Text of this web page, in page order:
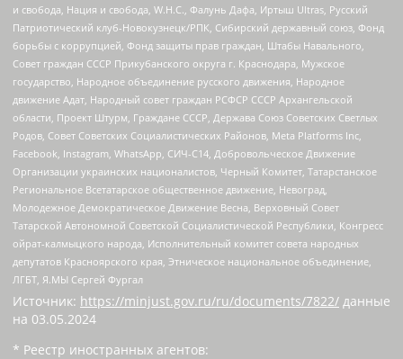
и свобода, Нация и свобода, W.H.С., Фалунь Дафа, Иртыш Ultras, Русский
Патриотический клуб-Новокузнецк/РПК, Сибирский державный союз, Фонд
борьбы с коррупцией, Фонд защиты прав граждан, Штабы Навального,
Совет граждан СССР Прикубанского округа г. Краснодара, Мужское
государство, Народное объединение русского движения, Народное
движение Адат, Народный совет граждан РСФСР СССР Архангельской
области, Проект Штурм, Граждане СССР, Держава Союз Советских Светлых
Родов, Совет Советских Социалистических Районов, Meta Platforms Inc,
Facebook, Instagram, WhatsApp, СИЧ-С14, Добровольческое Движение
Организации украинских националистов, Черный Комитет, Татарстанское
Региональное Всетатарское общественное движение, Невоград,
Молодежное Демократическое Движение Весна, Верховный Совет
Татарской Автономной Советской Социалистической Республики, Конгресс
ойрат-калмыцкого народа, Исполнительный комитет совета народных
депутатов Красноярского края, Этническое национальное объединение,
ЛГБТ, Я.МЫ Сергей Фургал
Источник: https://minjust.gov.ru/ru/documents/7822/ данные
на 03.05.2024
* Реестр иностранных агентов: